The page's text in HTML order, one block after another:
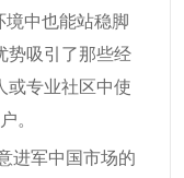
境中也能站稳脚
势吸引了那些经
或专业社区中使
。
进军中国市场的